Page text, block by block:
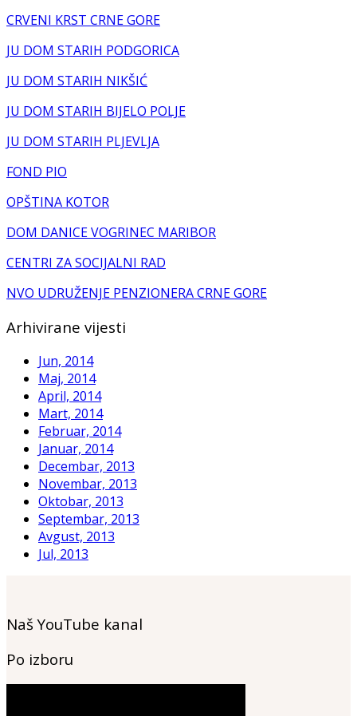
CRVENI KRST CRNE GORE
JU DOM STARIH PODGORICA
JU DOM STARIH NIKŠIĆ
JU DOM STARIH BIJELO POLJE
JU DOM STARIH PLJEVLJA
FOND PIO
OPŠTINA KOTOR
DOM DANICE VOGRINEC MARIBOR
CENTRI ZA SOCIJALNI RAD
NVO UDRUŽENJE PENZIONERA CRNE GORE
Arhivirane vijesti
Jun, 2014
Maj, 2014
April, 2014
Mart, 2014
Februar, 2014
Januar, 2014
Decembar, 2013
Novembar, 2013
Oktobar, 2013
Septembar, 2013
Avgust, 2013
Jul, 2013
Naš YouTube kanal
Po izboru